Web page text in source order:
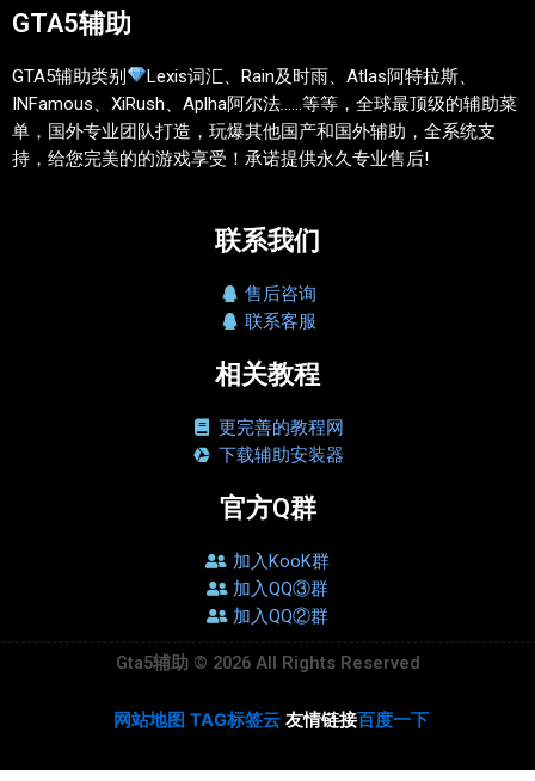
GTA5辅助
GTA5辅助类别
Lexis词汇、Rain及时雨、Atlas阿特拉斯、
INFamous、XiRush、Aplha阿尔法……等等，全球最顶级的辅助菜
单，国外专业团队打造，玩爆其他国产和国外辅助，全系统支
持，给您完美的的游戏享受！承诺提供永久专业售后!
联系我们
售后咨询
联系客服
相关教程
更完善的教程网
下载辅助安装器
官方Q群
加入KooK群
加入QQ③群
加入QQ②群
Gta5辅助 © 2026 All Rights Reserved
网站地图 TAG标签云 友情链接百度一下